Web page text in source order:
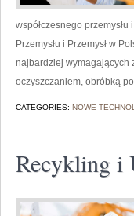
współczesnego
Przemysłu i Przemysł w
najbardziej wymagających
oczyszczaniem, obróbką
CATEGORIES: NOWE
Recykling i